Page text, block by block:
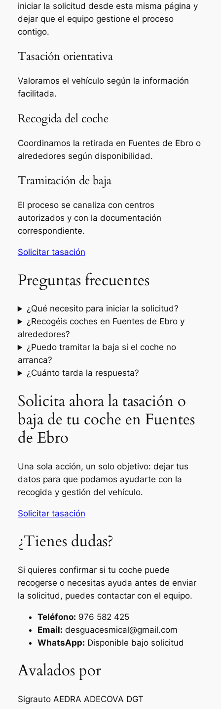
iniciar la solicitud desde esta misma página y
dejar que el equipo gestione el proceso
contigo.
Tasación orientativa
Valoramos el vehículo según la información
facilitada.
Recogida del coche
Coordinamos la retirada en Fuentes de Ebro o
alrededores según disponibilidad.
Tramitación de baja
El proceso se canaliza con centros
autorizados y con la documentación
correspondiente.
Solicitar tasación
Preguntas frecuentes
¿Qué necesito para iniciar la solicitud?
¿Recogéis coches en Fuentes de Ebro y
alrededores?
¿Puedo tramitar la baja si el coche no
arranca?
¿Cuánto tarda la respuesta?
Solicita ahora la tasación o
baja de tu coche en Fuentes
de Ebro
Una sola acción, un solo objetivo: dejar tus
datos para que podamos ayudarte con la
recogida y gestión del vehículo.
Solicitar tasación
¿Tienes dudas?
Si quieres confirmar si tu coche puede
recogerse o necesitas ayuda antes de enviar
la solicitud, puedes contactar con el equipo.
Teléfono: 976 582 425
Email: desguacesmical@gmail.com
WhatsApp: Disponible bajo solicitud
Avalados por
Sigrauto AEDRA ADECOVA DGT